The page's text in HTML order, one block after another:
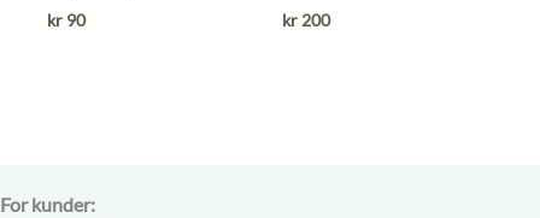
ut
kr 90
ut
kr 200
For kunder: